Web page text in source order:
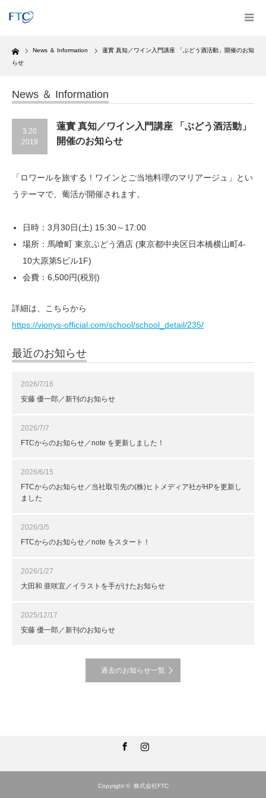
Home News ＆ Information
蓮實 真知／ワイン入門講座 「ぶどう酒活動」開催のお知
らせ
News ＆ Information
3.20
2019
蓮實 真知／ワイン入門講座 「ぶどう酒活動」
開催のお知らせ
「ロワールを旅する！ワインとご当地料理のマリアージュ」とい
うテーマで、葡活が開催されます。
日時：3月30日(土) 15:30～17:00
場所：馬喰町 東京ぶどう酒店 (東京都中央区日本橋横山町4-
10大原第5ビル1F)
会費：6,500円(税別)
詳細は、こちらから
https://vionys-official.com/school/school_detail/235/
最近のお知らせ
2026/7/16
安藤 優一郎／新刊のお知らせ
2026/7/7
FTCからのお知らせ／note を更新しました！
2026/6/15
FTCからのお知らせ／当社取引先の(株)ヒトメディア社がHPを更新し
ました
2026/3/5
FTCからのお知らせ／note をスタート！
2026/1/27
大田和 亜咲宜／イラストを手がけたお知らせ
2025/12/17
安藤 優一郎／新刊のお知らせ
過去のお知らせ一覧
Copyright © 株式会社FTC